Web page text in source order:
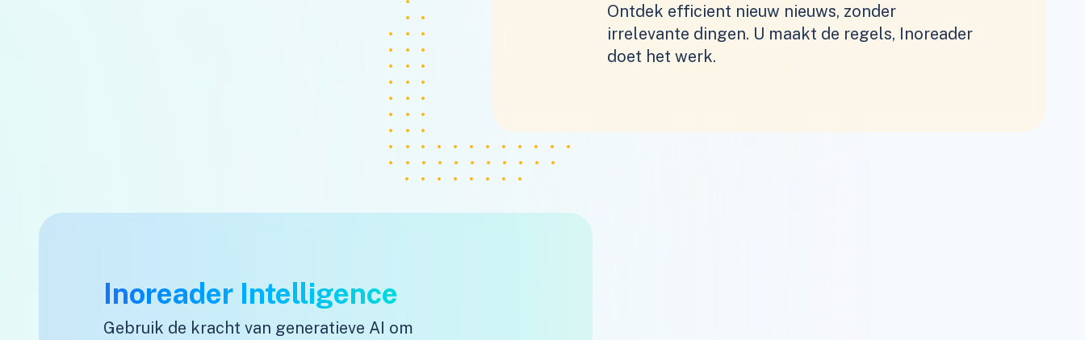
Ontdek efficient nieuw nieuws, zonder
irrelevante dingen. U maakt de regels, Inoreader
doet het werk.
Inoreader Intelligence
Gebruik de kracht van generatieve AI om